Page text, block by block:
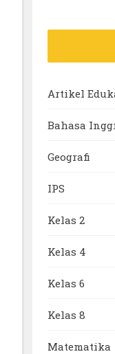
Artikel
Bahasa
Geografi
IPS
Kelas 2
Kelas 4
Kelas 6
Kelas 8
Matematika